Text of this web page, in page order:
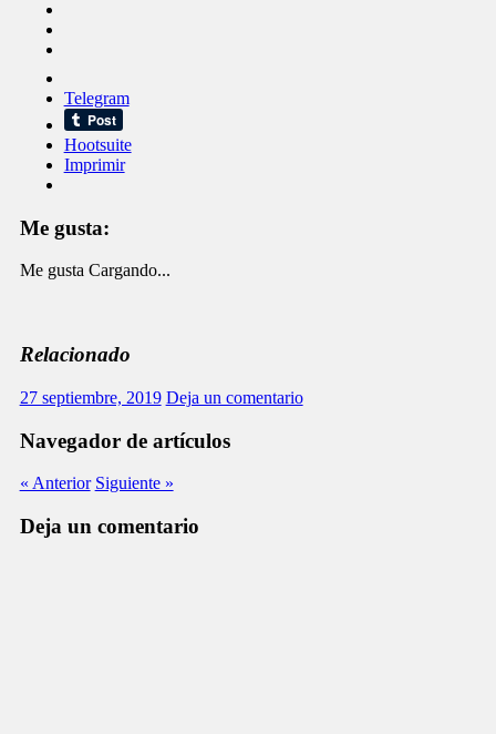
Telegram
Hootsuite
Imprimir
Me gusta:
Me gusta Cargando...
Relacionado
27 septiembre, 2019 Deja un comentario
Navegador de artículos
« Anterior Siguiente »
Deja un comentario